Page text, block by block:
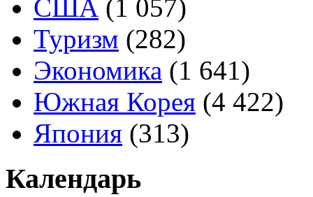
США (1 057)
Туризм (282)
Экономика (1 641)
Южная Корея (4 422)
Япония (313)
Календарь